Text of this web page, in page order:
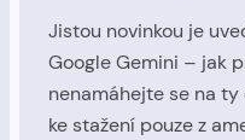
Jistou novinkou je
Google Gemini – jak
nenamáhejte se na
ke stažení pouze z